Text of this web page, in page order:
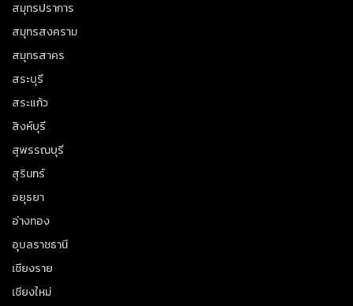
สมุทรปราการ
สมุทรสงคราม
สมุทรสาคร
สระบุรี
สระแก้ว
สิงห์บุรี
สุพรรณบุรี
สุรินทร์
อยุธยา
อ่างทอง
อุบลราชธานี
เชียงราย
เชียงใหม่